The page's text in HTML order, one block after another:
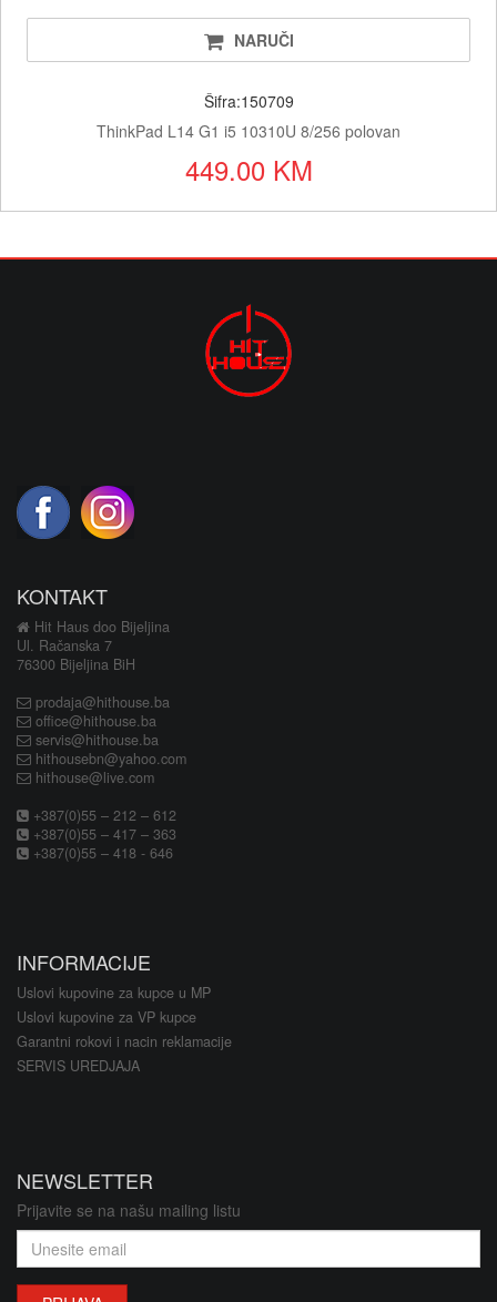
NARUČI
Šifra:150709
ThinkPad L14 G1 i5 10310U 8/256 polovan
449.00 KM
KONTAKT
Hit Haus doo Bijeljina
Ul. Račanska 7
76300 Bijeljina BiH
prodaja@hithouse.ba
office@hithouse.ba
servis@hithouse.ba
hithousebn@yahoo.com
hithouse@live.com
+387(0)55 – 212 – 612
+387(0)55 – 417 – 363
+387(0)55 – 418 - 646
INFORMACIJE
Uslovi kupovine za kupce u MP
Uslovi kupovine za VP kupce
Garantni rokovi i nacin reklamacije
SERVIS UREDJAJA
NEWSLETTER
Prijavite se na našu mailing listu